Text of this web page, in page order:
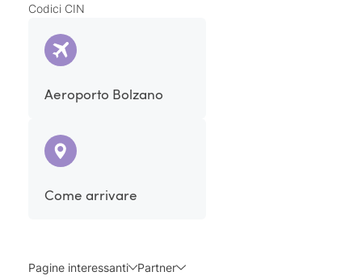
Codici CIN
Aeroporto Bolzano
Come arrivare
Pagine interessanti Partner